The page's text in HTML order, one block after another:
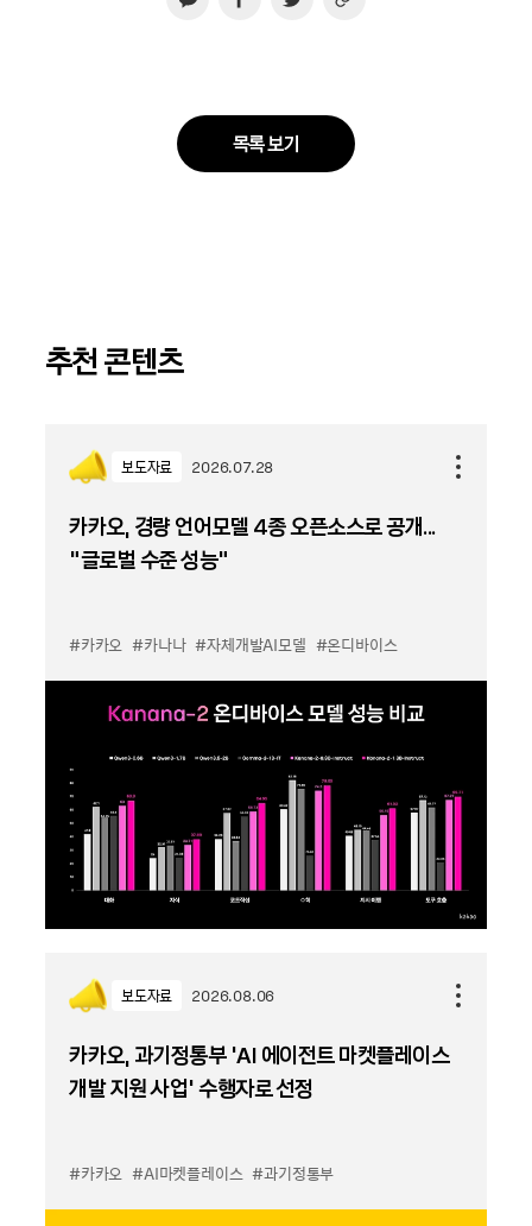
목록 보기
추천 콘텐츠
보도자료 2026.07.28
카카오, 경량 언어모델 4종 오픈소스로 공개...
“글로벌 수준 성능”
#카카오 #카나나 #자체개발AI모델 #온디바이스
보도자료 2026.08.06
카카오, 과기정통부 ‘AI 에이전트 마켓플레이스
개발 지원 사업’ 수행자로 선정
#카카오 #AI마켓플레이스 #과기정통부